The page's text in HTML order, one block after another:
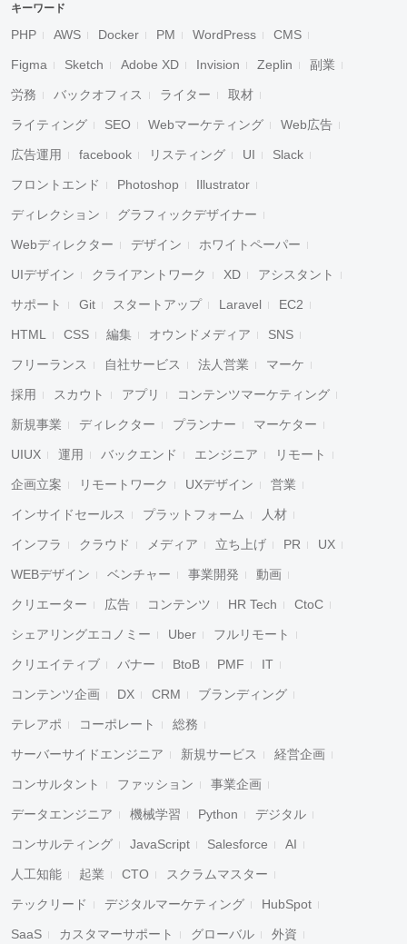
キーワード
PHP AWS Docker PM WordPress CMS
Figma Sketch Adobe XD Invision Zeplin 副業
労務 バックオフィス ライター 取材
ライティング SEO Webマーケティング Web広告
広告運用 facebook リスティング UI Slack
フロントエンド Photoshop Illustrator
ディレクション グラフィックデザイナー
Webディレクター デザイン ホワイトペーパー
UIデザイン クライアントワーク XD アシスタント
サポート Git スタートアップ Laravel EC2
HTML CSS 編集 オウンドメディア SNS
フリーランス 自社サービス 法人営業 マーケ
採用 スカウト アプリ コンテンツマーケティング
新規事業 ディレクター プランナー マーケター
UIUX 運用 バックエンド エンジニア リモート
企画立案 リモートワーク UXデザイン 営業
インサイドセールス プラットフォーム 人材
インフラ クラウド メディア 立ち上げ PR UX
WEBデザイン ベンチャー 事業開発 動画
クリエーター 広告 コンテンツ HR Tech CtoC
シェアリングエコノミー Uber フルリモート
クリエイティブ バナー BtoB PMF IT
コンテンツ企画 DX CRM ブランディング
テレアポ コーポレート 総務
サーバーサイドエンジニア 新規サービス 経営企画
コンサルタント ファッション 事業企画
データエンジニア 機械学習 Python デジタル
コンサルティング JavaScript Salesforce AI
人工知能 起業 CTO スクラムマスター
テックリード デジタルマーケティング HubSpot
SaaS カスタマーサポート グローバル 外資